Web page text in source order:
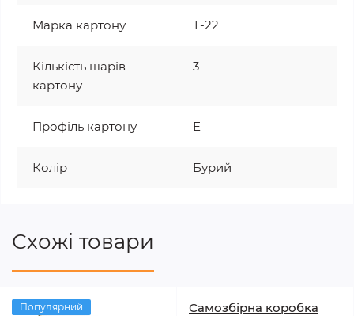
Марка картону T-22
Кількість шарів
картону
3
Профіль картону Е
Колір Бурий
Схожі товари
Популярний
Самозбірна коробка